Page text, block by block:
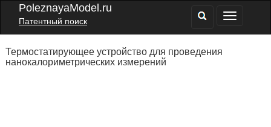
PoleznayaModel.ru
Патентный поиск
Термостатирующее устройство для проведения
нанокалориметрических измерений